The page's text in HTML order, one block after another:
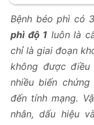
Bệnh béo phì có
phì độ 1 luôn là
chỉ là giai đoạn
không được
nhiều biến
đến tính mạng.
nhân, dấu hiệu